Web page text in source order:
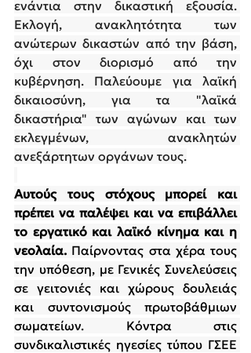
ενάντια στην δικαστική εξουσία.
Εκλογή, ανακλητότητα των
ανώτερων δικαστών από την βάση,
όχι στον διορισμό από την
κυβέρνηση. Παλεύουμε για λαϊκή
δικαιοσύνη, για τα "λαϊκά
δικαστήρια" των αγώνων και των
εκλεγμένων, ανακλητών
ανεξάρτητων οργάνων τους.
Αυτούς τους στόχους μπορεί και
πρέπει να παλέψει και να επιβάλλει
το εργατικό και λαϊκό κίνημα και η
νεολαία. Παίρνοντας στα χέρα τους
την υπόθεση, με Γενικές Συνελεύσεις
σε γειτονιές και χώρους δουλειάς
και συντονισμούς πρωτοβάθμιων
σωματείων. Κόντρα στις
συνδικαλιστικές ηγεσίες τύπου ΓΣΕΕ